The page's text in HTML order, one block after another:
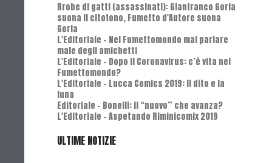
Rrobe di gatti (assassinati): Gianfranco Goria
suona il citofono, Fumetto d'Autore suona
Goria
L'Editoriale - Nel Fumettomondo mai parlare
male degli amichetti
L'Editoriale - Dopo il Coronavirus: c’è vita nel
Fumettomondo?
L'Editoriale - Lucca Comics 2019: Il dito e la
luna
Editoriale - Bonelli: il “nuovo” che avanza?
L'Editoriale - Aspetando Riminicomix 2019
ULTIME NOTIZIE